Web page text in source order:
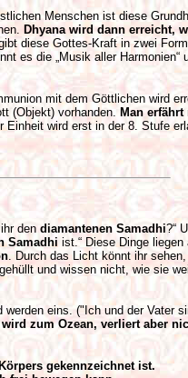
Menschen ist diese
Dhyana wird dann erreicht,
diese Gottes-Kraft in zwei
es die „Musik aller
mit dem Göttlichen wird
(Objekt) vorhanden. Man
Einheit wird erst in der 8. Stufe
den diamantenen Samadhi?“
Samadhi ist.“ Diese Dinge
. Durch das Licht könnt ihr
und wissen nicht, wie sie
eins. ("Ich und der Vater
wird zum Ozean, verliert aber
gekennzeichnet ist.